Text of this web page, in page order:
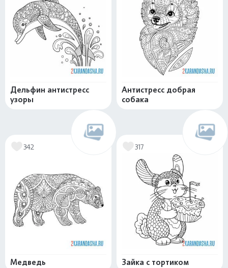
Дельфин антистресс
узоры
Антистресс добрая
собака
342
Медведь
317
Зайка с тортиком